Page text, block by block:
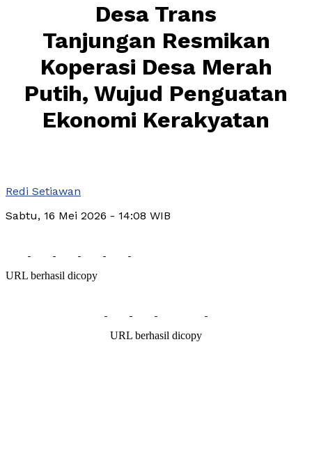
Desa Trans
Tanjungan Resmikan
Koperasi Desa Merah
Putih, Wujud Penguatan
Ekonomi Kerakyatan
Redi Setiawan
Sabtu, 16 Mei 2026 - 14:08 WIB
URL berhasil dicopy
URL berhasil dicopy